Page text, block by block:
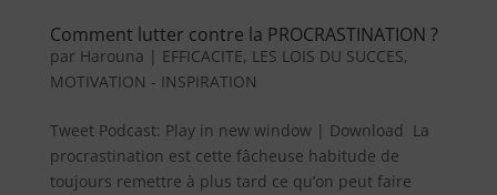
Comment lutter contre la PROCRASTINATION ?
par Harouna | EFFICACITE, LES LOIS DU SUCCES,
MOTIVATION - INSPIRATION
Tweet Podcast: Play in new window | Download La
procrastination est cette fâcheuse habitude de
toujours remettre à plus tard ce qu’on peut faire